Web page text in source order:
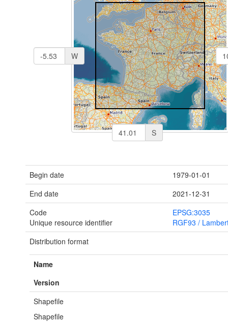
S
W
Begin date
1979-01-01
End date
2021-12-31
Code
Unique resource identifier
EPSG:3035
RGF93 /
Distribution format
Name
Version
Shapefile
Shapefile